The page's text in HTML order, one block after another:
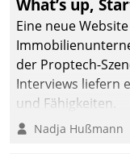
Eine neue
der Proptech-
Interviews liefern
und Fähigkeiten.
Nadja Hußmann